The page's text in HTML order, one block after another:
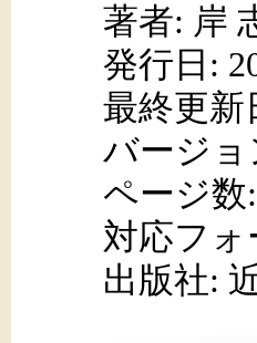
著者: 岸
発行日:
最終更新
バージョ
ページ数:
対応フ
出版社: